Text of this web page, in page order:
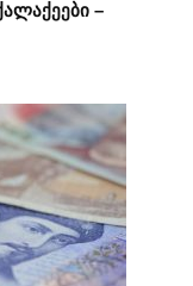
–